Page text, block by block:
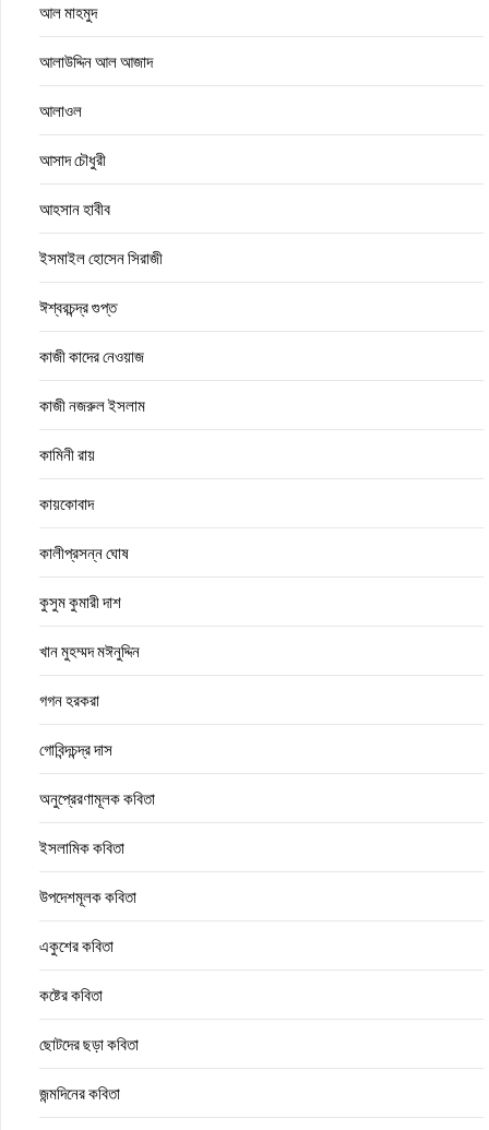
আল মাহমুদ
আলাউদ্দিন আল আজাদ
আলাওল
আসাদ চৌধুরী
আহসান হাবীব
ইসমাইল হোসেন সিরাজী
ঈশ্বরচন্দ্র গুপ্ত
কাজী কাদের নেওয়াজ
কাজী নজরুল ইসলাম
কামিনী রায়
কায়কোবাদ
কালীপ্রসন্ন ঘোষ
কুসুম কুমারী দাশ
খান মুহম্মদ মঈনুদ্দিন
গগন হরকরা
গোবিন্দচন্দ্র দাস
অনুপ্রেরণামূলক কবিতা
ইসলামিক কবিতা
উপদেশমূলক কবিতা
একুশের কবিতা
কষ্টের কবিতা
ছোটদের ছড়া কবিতা
জন্মদিনের কবিতা